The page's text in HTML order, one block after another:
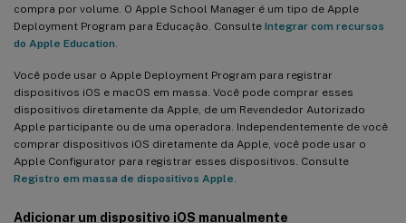
compra por volume. O Apple School Manager é um tipo de Apple
Deployment Program para Educação. Consulte Integrar com recursos
do Apple Education.
Você pode usar o Apple Deployment Program para registrar
dispositivos iOS e macOS em massa. Você pode comprar esses
dispositivos diretamente da Apple, de um Revendedor Autorizado
Apple participante ou de uma operadora. Independentemente de você
comprar dispositivos iOS diretamente da Apple, você pode usar o
Apple Configurator para registrar esses dispositivos. Consulte
Registro em massa de dispositivos Apple.
Adicionar um dispositivo iOS manualmente